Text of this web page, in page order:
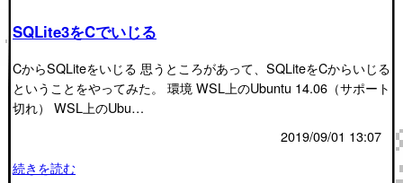
SQLite3をCでいじる
CからSQLiteをいじる 思うところがあって、SQLiteをCからいじる
ということをやってみた。 環境 WSL上のUbuntu 14.06（サポート
切れ） WSL上のUbu…
2019/09/01 13:07
続きを読む